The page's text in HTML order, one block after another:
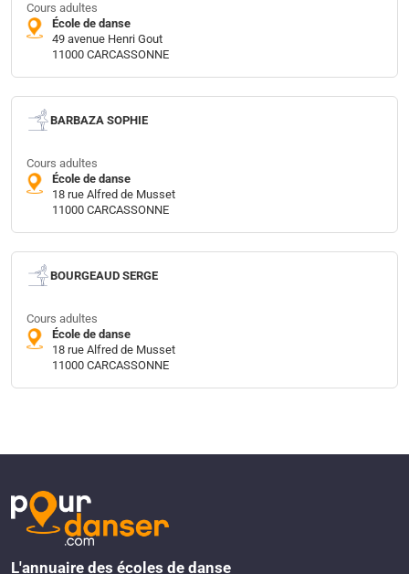
Cours adultes
École de danse
49 avenue Henri Gout
11000 CARCASSONNE
BARBAZA SOPHIE
Cours adultes
École de danse
18 rue Alfred de Musset
11000 CARCASSONNE
BOURGEAUD SERGE
Cours adultes
École de danse
18 rue Alfred de Musset
11000 CARCASSONNE
L'annuaire des écoles de danse